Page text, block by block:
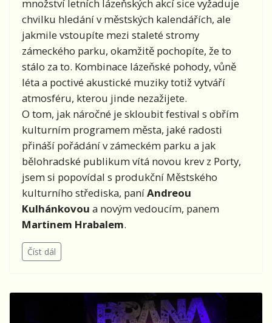
množství letních lázeňských akcí sice vyžaduje
chvilku hledání v městských kalendářích, ale
jakmile vstoupíte mezi staleté stromy
zámeckého parku, okamžitě pochopíte, že to
stálo za to. Kombinace lázeňské pohody, vůně
léta a poctivé akustické muziky totiž vytváří
atmosféru, kterou jinde nezažijete.
O tom, jak náročné je skloubit festival s obřím
kulturním programem města, jaké radosti
přináší pořádání v zámeckém parku a jak
bělohradské publikum vítá novou krev z Porty,
jsem si popovídal s produkční Městského
kulturního střediska, paníAndreou
Kulhánkovou a novým vedoucím, panem
Martinem Hrabalem.
Číst dál